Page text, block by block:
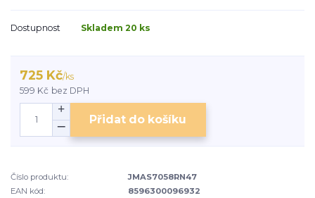
Dostupnost Skladem 20 ks
725 Kč/ks
599 Kč bez DPH
Přidat do košíku
Číslo produktu:
JMAS7058RN47
EAN kód:
8596300096932